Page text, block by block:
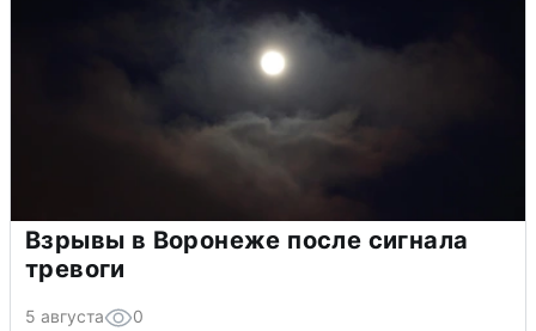
Взрывы в Воронеже после сигнала
тревоги
5 августа 0